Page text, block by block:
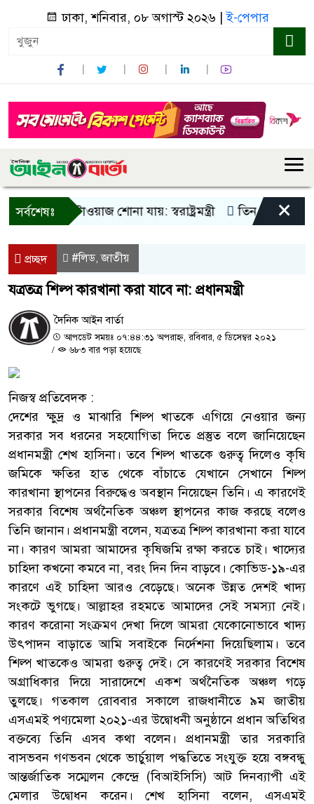
ঢাকা, শনিবার, ০৮ অগাস্ট ২০২৬ |ই-পেপার
সর্বশেষঃটাওয়াজ শোনা যায়: স্বরাষ্ট্রমন্ত্রী তিন দিনের মধ্যে
×
প্রচ্ছদ #লিড,জাতীয়
যত্রতত্র শিল্প কারখানা করা যাবে না: প্রধানমন্ত্রী
দৈনিক আইন বার্তা
আপডেট সময়ঃ ০৭:৪৪:৩১ অপরাহ্ন, রবিবার, ৫ ডিসেম্বর ২০২১
/
৬৮৩ বার পড়া হয়েছে
নিজস্ব প্রতিবেদক :
দেশের ক্ষুদ্র ও মাঝারি শিল্প খাতকে এগিয়ে নেওয়ার জন্য
সরকার সব ধরনের সহযোগিতা দিতে প্রস্তুত বলে জানিয়েছেন
প্রধানমন্ত্রী শেখ হাসিনা। তবে শিল্প খাতকে গুরুত্ব দিলেও কৃষি
জমিকে ক্ষতির হাত থেকে বাঁচাতে যেখানে সেখানে শিল্প
কারখানা স্থাপনের বিরুদ্ধেও অবস্থান নিয়েছেন তিনি। এ কারণেই
সরকার বিশেষ অর্থনৈতিক অঞ্চল স্থাপনের কাজ করছে বলেও
তিনি জানান। প্রধানমন্ত্রী বলেন, যত্রতত্র শিল্প কারখানা করা যাবে
না। কারণ আমরা আমাদের কৃষিজমি রক্ষা করতে চাই। খাদ্যের
চাহিদা কখনো কমবে না, বরং দিন দিন বাড়বে। কোভিড-১৯-এর
কারণে এই চাহিদা আরও বেড়েছে। অনেক উন্নত দেশই খাদ্য
সংকটে ভুগছে। আল্লাহর রহমতে আমাদের সেই সমস্যা নেই।
কারণ করোনা সংক্রমণ দেখা দিলে আমরা যেকোনোভাবে খাদ্য
উৎপাদন বাড়াতে আমি সবাইকে নির্দেশনা দিয়েছিলাম। তবে
শিল্প খাতকেও আমরা গুরুত্ব দেই। সে কারণেই সরকার বিশেষ
অগ্রাধিকার দিয়ে সারাদেশে একশ অর্থনৈতিক অঞ্চল গড়ে
তুলছে। গতকাল রোববার সকালে রাজধানীতে ৯ম জাতীয়
এসএমই পণ্যমেলা ২০২১-এর উদ্বোধনী অনুষ্ঠানে প্রধান অতিথির
বক্তব্যে তিনি এসব কথা বলেন। প্রধানমন্ত্রী তার সরকারি
বাসভবন গণভবন থেকে ভার্চুয়াল পদ্ধতিতে সংযুক্ত হয়ে বঙ্গবন্ধু
আন্তর্জাতিক সম্মেলন কেন্দ্রে (বিআইসিসি) আট দিনব্যাপী এই
মেলার উদ্বোধন করেন। শেখ হাসিনা বলেন, এসএমই